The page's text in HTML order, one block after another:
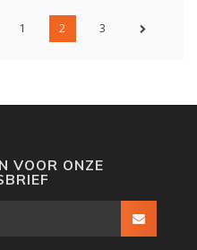
1 2 3
VOOR ONZE